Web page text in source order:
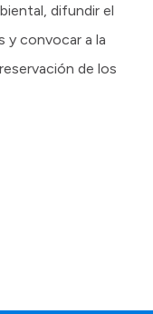
difundir el
y convocar a la
de los